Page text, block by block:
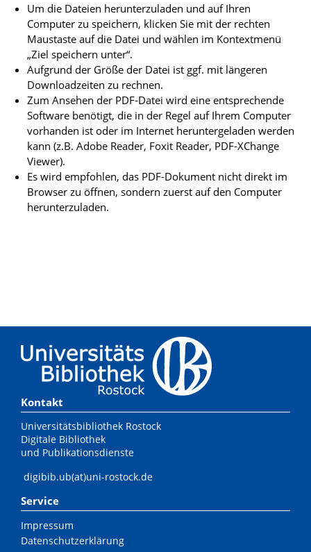
Um die Dateien herunterzuladen und auf Ihren
Computer zu speichern, klicken Sie mit der rechten
Maustaste auf die Datei und wählen im Kontextmenü
„Ziel speichern unter“.
Aufgrund der Größe der Datei ist ggf. mit längeren
Downloadzeiten zu rechnen.
Zum Ansehen der PDF-Datei wird eine entsprechende
Software benötigt, die in der Regel auf Ihrem Computer
vorhanden ist oder im Internet heruntergeladen werden
kann (z.B. Adobe Reader, Foxit Reader, PDF-XChange
Viewer).
Es wird empfohlen, das PDF-Dokument nicht direkt im
Browser zu öffnen, sondern zuerst auf den Computer
herunterzuladen.
Kontakt
Universitätsbibliothek Rostock
Digitale Bibliothek
und Publikationsdienste
digibib.ub(at)uni-rostock.de
Service
Impressum
Datenschutzerklärung